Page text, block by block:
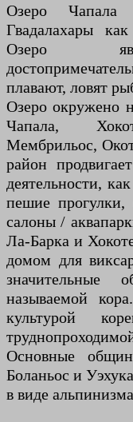
Озеро Чапала
Гвадалахары
Озеро
плавают, ловят
Озеро окружено
Чапала,
Мембрильос,
район
деятельности,
пешие
салоны /
Ла-Барка и
домом для
значительные
называемой
культурой
Основные
Боланьос и
в виде